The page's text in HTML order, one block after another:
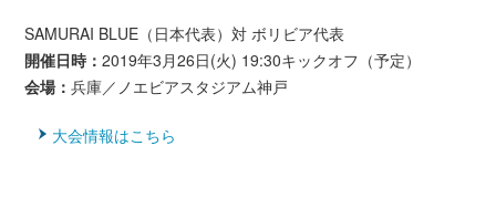
SAMURAI BLUE（日本代表）対 ボリビア代表
開催日時：2019年3月26日(火) 19:30キックオフ（予定）
会場：兵庫／ノエビアスタジアム神戸
大会情報はこちら